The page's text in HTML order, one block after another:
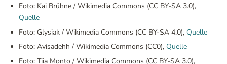
Foto: Kai Brühne / Wikimedia Commons (CC BY-SA 3.0),
Quelle
Foto: Glysiak / Wikimedia Commons (CC BY-SA 4.0), Quelle
Foto: Avisadehh / Wikimedia Commons (CC0), Quelle
Foto: Tiia Monto / Wikimedia Commons (CC BY-SA 3.0),